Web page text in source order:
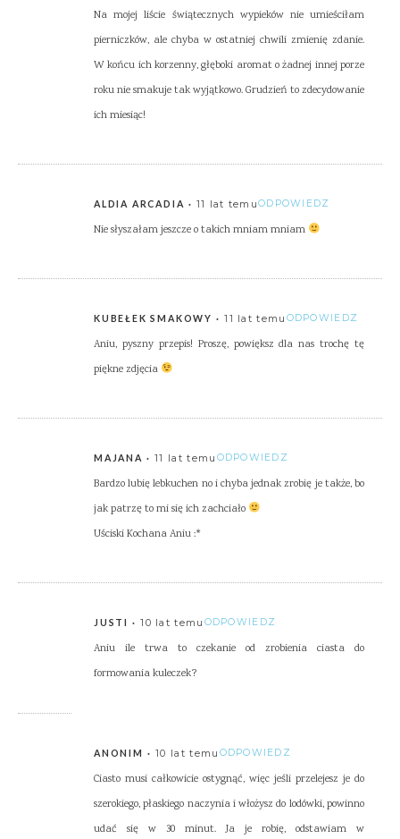
Na mojej liście świątecznych wypieków nie umieściłam
pierniczków, ale chyba w ostatniej chwili zmienię zdanie.
W końcu ich korzenny, głęboki aromat o żadnej innej porze
roku nie smakuje tak wyjątkowo. Grudzień to zdecydowanie
ich miesiąc!
ALDIA ARCADIA 11 lat temuODPOWIEDZ
Nie słyszałam jeszcze o takich mniam mniam
KUBEŁEK SMAKOWY 11 lat temu ODPOWIEDZ
Aniu, pyszny przepis! Proszę, powiększ dla nas trochę tę
piękne zdjęcia
MAJANA 11 lat temu ODPOWIEDZ
Bardzo lubię lebkuchen no i chyba jednak zrobię je także, bo
jak patrzę to mi się ich zachciało
Uściski Kochana Aniu :*
JUSTI 10 lat temu ODPOWIEDZ
Aniu ile trwa to czekanie od zrobienia ciasta do
formowania kuleczek?
ANONIM 10 lat temu ODPOWIEDZ
Ciasto musi całkowicie ostygnąć, więc jeśli przelejesz je do
szerokiego, płaskiego naczynia i włożysz do lodówki, powinno
udać się w 30 minut. Ja je robię, odstawiam w